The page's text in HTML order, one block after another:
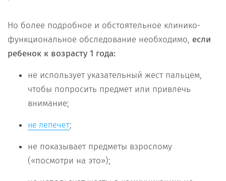
Но более подробное и обстоятельное клинико-
функциональное обследование необходимо, если
ребенок к возрасту 1 года:
не использует указательный жест пальцем,
чтобы попросить предмет или привлечь
внимание;
не лепечет;
не показывает предметы взрослому
(«посмотри на это»);